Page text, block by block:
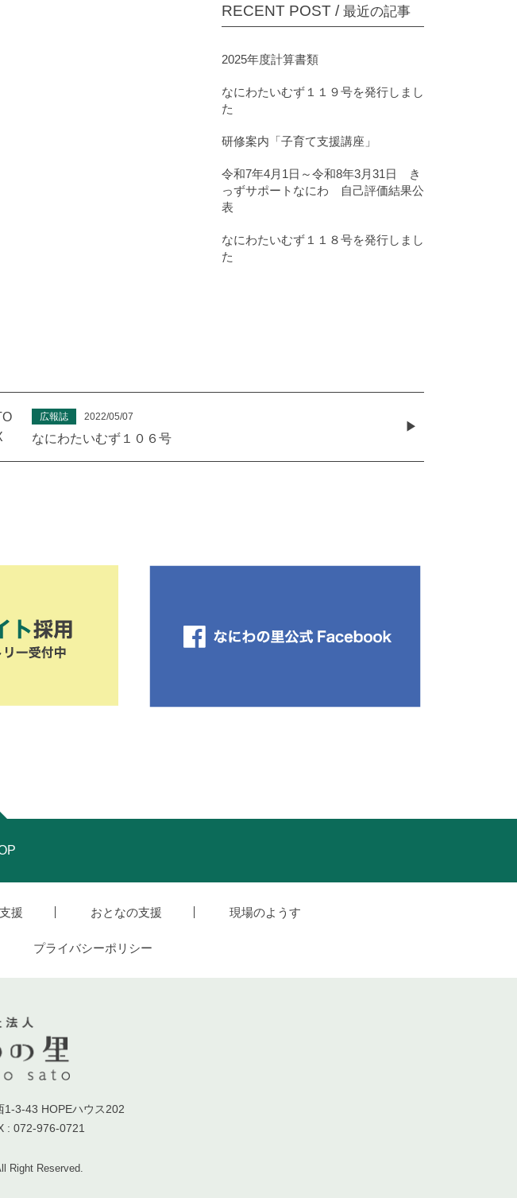
RECENT POST / 最近の記事
2025年度計算書類
なにわたいむず１１９号を発行しまし
た
研修案内「子育て支援講座」
令和7年4月1日～令和8年3月31日 き
っずサポートなにわ 自己評価結果公
表
なにわたいむず１１８号を発行しまし
た
広報誌 2022/05/07
なにわたいむず１０６号
援 おとなの支援 現場のようす
プライバシーポリシー
3-43 HOPEハウス202
: 072-976-0721
Right Reserved.